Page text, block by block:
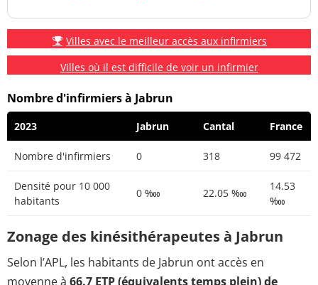
Villes avec le meilleur accès aux infirmiers
Villes où il est difficile de voir un infirmier
Nombre d'infirmiers à Jabrun
2023 Jabrun Cantal France
Nombre d'infirmiers 0 318 99 472
Densité pour 10 000
habitants
0 ‱ 22.05 ‱
14.53
‱
Zonage des kinésithérapeutes à Jabrun
Selon l’APL, les habitants de Jabrun ont accès en
moyenne à 66.7 ETP (équivalents temps plein) de